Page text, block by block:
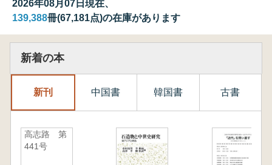
2026年08月07日現在、
139,388冊(67,181点)の在庫があります
新着の本
新刊 中国書 韓国書 古書
高志路 第
441号